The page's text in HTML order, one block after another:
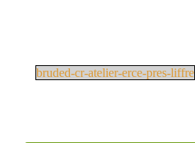
bruded-cr-atelier-erce-pres-liffre